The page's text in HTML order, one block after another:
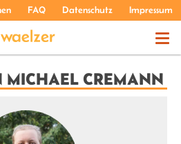
FAQ Datenschutz Impressum
THEMEN
PODCASTS
MICHAEL CREMANN